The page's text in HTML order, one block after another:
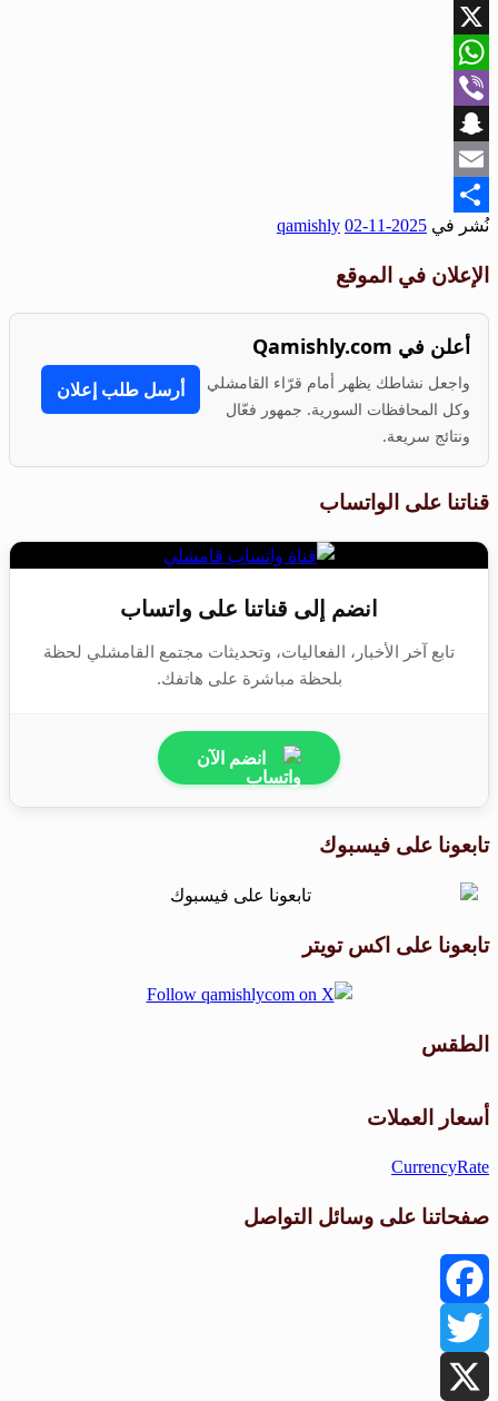
Facebook
X
WhatsApp
Viber
Snapchat
Email
Share
نُشر في 2025-11-02
qamishly
الإعلان في الموقع
أعلن في Qamishly.com
واجعل نشاطك يظهر أمام قرّاء القامشلي
وكل المحافظات السورية. جمهور فعّال
ونتائج سريعة.
أرسل طلب إعلان
قناتنا على الواتساب
انضم إلى قناتنا على واتساب
تابع آخر الأخبار، الفعاليات، وتحديثات مجتمع القامشلي لحظة
بلحظة مباشرة على هاتفك.
انضم الآن
تابعونا على فيسبوك
تابعونا على اكس تويتر
الطقس
أسعار العملات
CurrencyRate
صفحاتنا على وسائل التواصل
Facebook
Twitter